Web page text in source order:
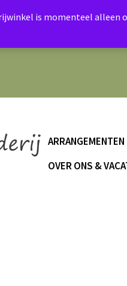
ARRANGEMENTEN
OVER ONS &
is momenteel